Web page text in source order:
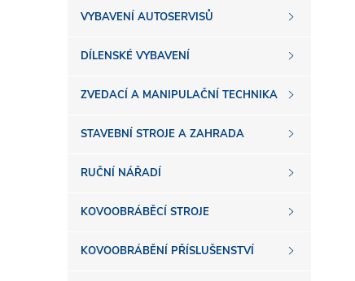
s
a
n
n
VYBAVENÍ AUTOSERVISŮ
DÍLENSKÉ VYBAVENÍ
ZVEDACÍ A MANIPULAČNÍ TECHNIKA
STAVEBNÍ STROJE A ZAHRADA
RUČNÍ NÁŘADÍ
KOVOOBRÁBĚCÍ STROJE
KOVOOBRÁBĚNÍ PŘÍSLUŠENSTVÍ